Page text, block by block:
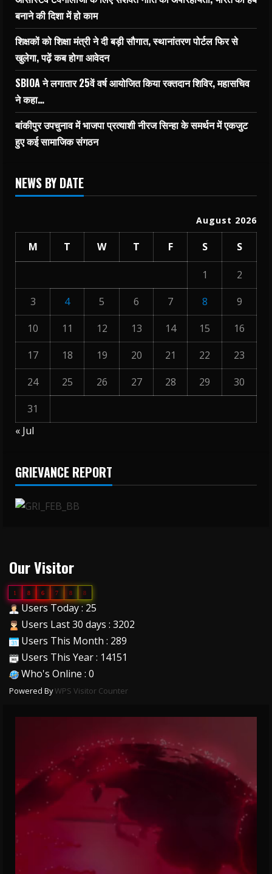
बनाने की दिशा में हो काम
शिक्षकों को शिक्षा मंत्री ने दी बड़ी सौगात, स्थानांतरण पोर्टल फिर से
खुलेगा, पढ़ें कब होगा आवेदन
SBIOA ने लगातार 25वें वर्ष आयोजित किया रक्तदान शिविर, महासचिव
ने कहा…
बांकीपुर उपचुनाव में भाजपा प्रत्याशी नीरज सिन्हा के समर्थन में एकजुट
हुए कई सामाजिक संगठन
NEWS BY DATE
August 2026
M T W T F S S
1
2
3
4 5 6 7 8
9
10
11 12 13 14 15
16
17
18 19 20 21 22
23
24
25 26 27 28 29
30
31
« Jul
GRIEVANCE REPORT
Our Visitor
1 8 6 7 8 8
Users Today : 25
Users Last 30 days : 3202
Users This Month : 289
Users This Year : 14151
Who's Online : 0
Powered ByWPS Visitor Counter